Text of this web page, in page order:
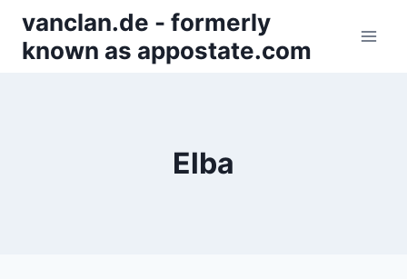
Inhalt
springen
vanclan.de - formerly
known as appostate.com
Elba